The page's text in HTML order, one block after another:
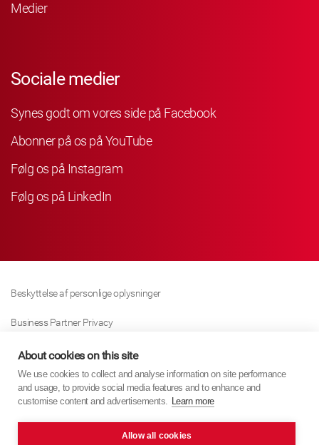
Medier
Sociale medier
Synes godt om vores side på Facebook
Abonner på os på YouTube
Følg os på Instagram
Følg os på LinkedIn
Beskyttelse af personlige oplysninger
Business Partner Privacy
Cookie Politik
Modern Slavery Act Policy
About cookies on this site
We use cookies to collect and analyse information on site performance
and usage, to provide social media features and to enhance and
customise content and advertisements. Learn more
Allow all cookies